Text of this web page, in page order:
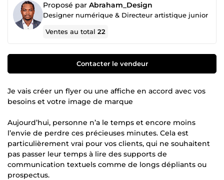
Proposé par Abraham_Design
Designer numérique & Directeur artistique junior
Ventes au total22
Contacter le vendeur
Je vais créer un flyer ou une affiche en accord avec vos
besoins et votre image de marque
Aujourd’hui, personne n’a le temps et encore moins
l’envie de perdre ces précieuses minutes. Cela est
particulièrement vrai pour vos clients, qui ne souhaitent
pas passer leur temps à lire des supports de
communication textuels comme de longs dépliants ou
prospectus.